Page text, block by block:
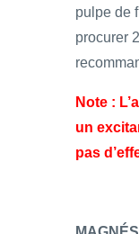
pulpe de
procurer
Note :
un
pas